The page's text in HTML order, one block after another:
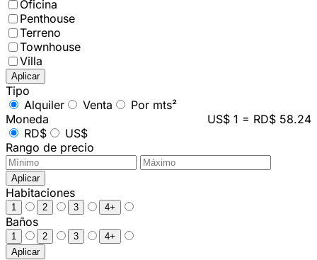
Oficina
Penthouse
Terreno
Townhouse
Villa
Aplicar
Tipo
Alquiler
Venta
Por mts²
Moneda
US$ 1 = RD$ 58.24
RD$
US$
Rango de precio
Aplicar
Habitaciones
1 2 3 4+
Baños
1 2 3
4+
Aplicar